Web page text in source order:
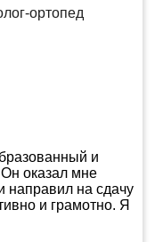
ортопед
и
оказал мне
направил на сдачу
и грамотно. Я